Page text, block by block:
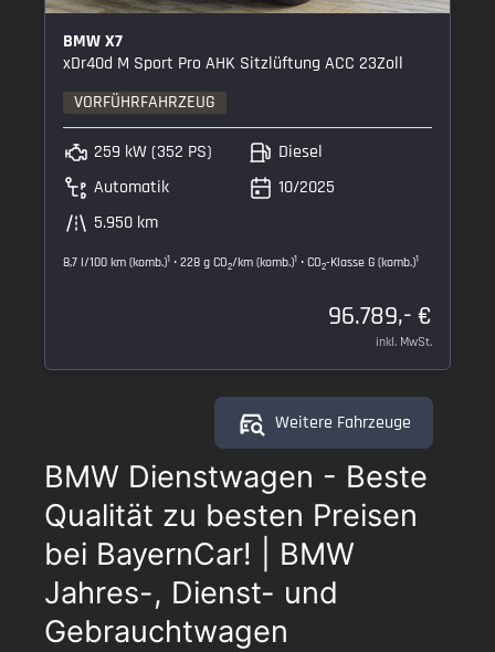
BMW X7
xDr40d M Sport Pro AHK Sitzlüftung ACC 23Zoll
VORFÜHRFAHRZEUG
259 kW (352 PS)
Automatik
5.950 km
Diesel
10/2025
8,7 l/100 km (komb.)1 • 228 g CO2/km (komb.)1 • CO2-Klasse G (komb.)1
96.789,- €
inkl. MwSt.
Weitere Fahrzeuge
BMW Dienstwagen - Beste
Qualität zu besten Preisen
bei BayernCar! | BMW
Jahres-, Dienst- und
Gebrauchtwagen